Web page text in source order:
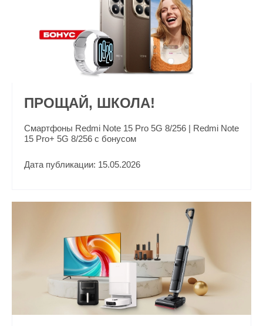
ПРОЩАЙ, ШКОЛА!
Смартфоны Redmi Note 15 Pro 5G 8/256 | Redmi Note
15 Pro+ 5G 8/256 с бонусом
Дата публикации: 15.05.2026